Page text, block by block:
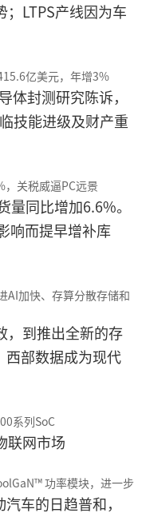
LTPS产线因为车
亿美元，年增3%
封测研究陈诉，
技能进级及财产重
关税威逼PC远景
量同比增加6.6%。
响而提早增补库
AI加快、存算分散存储和
，到推出全新的存
西部数据成为现代
系列SoC
联网市场
功率模块，进一步
车的日趋普和，